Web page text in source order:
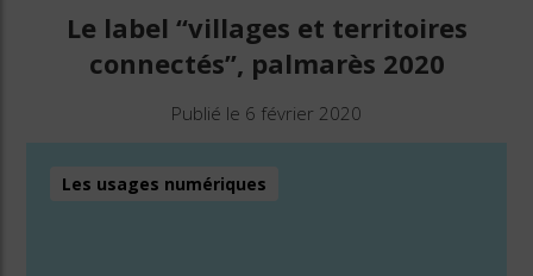
Le label “villages et territoires
connectés”, palmarès 2020
Publié le 6 février 2020
Les usages numériques